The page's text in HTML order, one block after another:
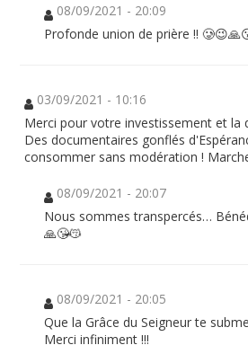
08/09/2021 - 20:09
Profonde union de prière !!
03/09/2021 - 10:16
Merci pour votre investissement et la
Des documentaires gonflés
consommer sans modération !
08/09/2021 - 20:07
Nous sommes transpercés…
🙏😘😽
08/09/2021 - 20:05
Que la Grâce du Seigneur te
Merci infiniment !!!